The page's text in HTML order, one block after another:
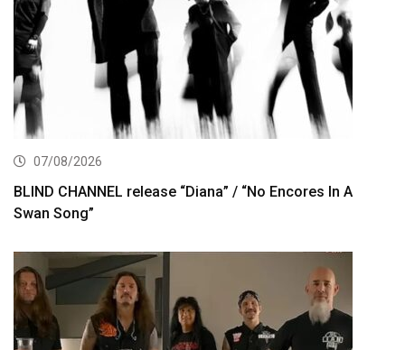
07/08/2026
BLIND CHANNEL release “Diana” / “No Encores In A
Swan Song”